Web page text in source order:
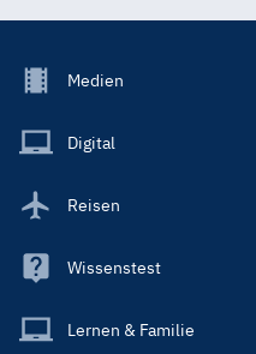
Footer
Main
Medien
Digital
Reisen
Wissenstest
Lernen & Familie